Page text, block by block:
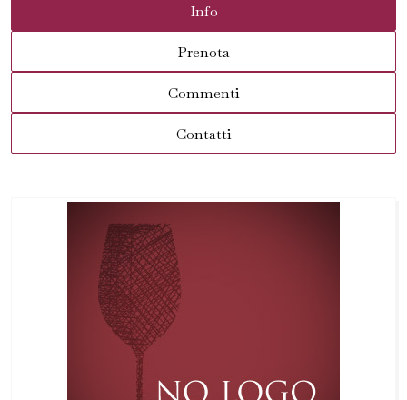
Info
Prenota
Commenti
Contatti